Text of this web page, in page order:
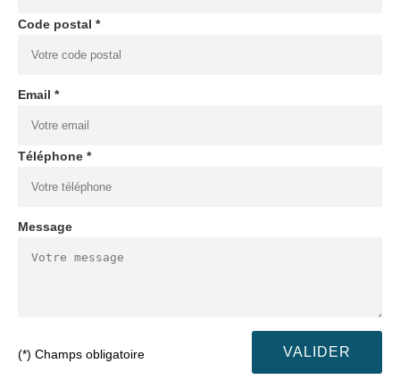
Code postal *
Email *
Téléphone *
Message
(*) Champs obligatoire